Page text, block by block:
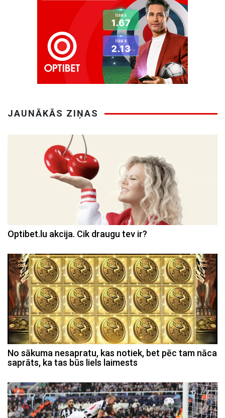
JAUNĀKĀS ZIŅAS
Optibet.lu akcija. Cik draugu tev ir?
No sākuma nesapratu, kas notiek, bet pēc tam nāca
saprāts, ka tas būs liels laimests